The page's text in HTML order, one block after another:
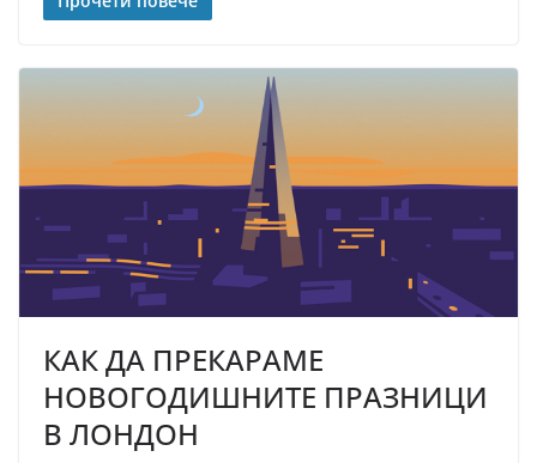
КАК ДА ПРЕКАРАМЕ
НОВОГОДИШНИТЕ ПРАЗНИЦИ
В ЛОНДОН